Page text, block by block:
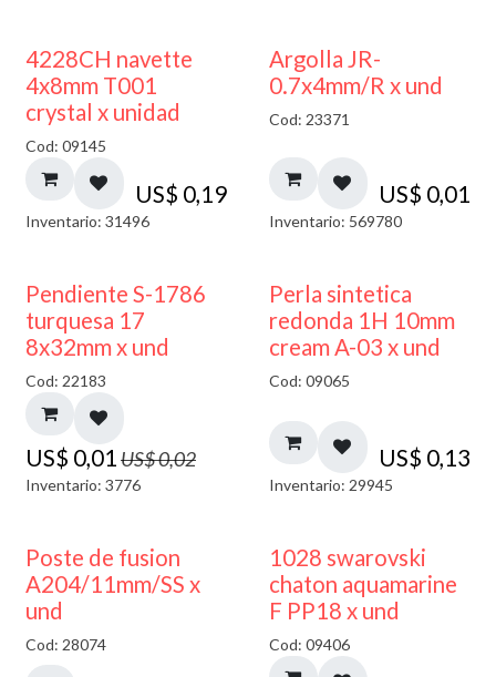
4228CH navette
4x8mm T001
crystal x unidad
Cod: 09145
US$ 0,19
Inventario: 31496
Argolla JR-
0.7x4mm/R x und
Cod: 23371
US$ 0,01
Inventario: 569780
50% DESCUENTO
Pendiente S-1786
turquesa 17
8x32mm x und
Cod: 22183
US$ 0,01 US$0,02
Inventario: 3776
Perla sintetica
redonda 1H 10mm
cream A-03 x und
Cod: 09065
US$ 0,13
Inventario: 29945
Poste de fusion
A204/11mm/SS x
und
Cod: 28074
1028 swarovski
chaton aquamarine
F PP18 x und
Cod: 09406